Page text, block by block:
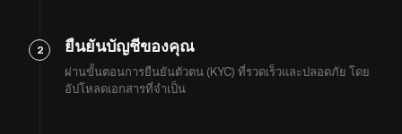
2 ยืนยันบัญชีของคุณ
ผ่านขั้นตอนการยืนยันตัวตน (KYC) ที่รวดเร็วและปลอดภัย โดย
อัปโหลดเอกสารที่จำเป็น